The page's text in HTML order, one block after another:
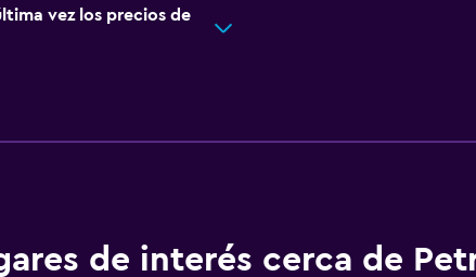
vez los precios de
de interés cerca de